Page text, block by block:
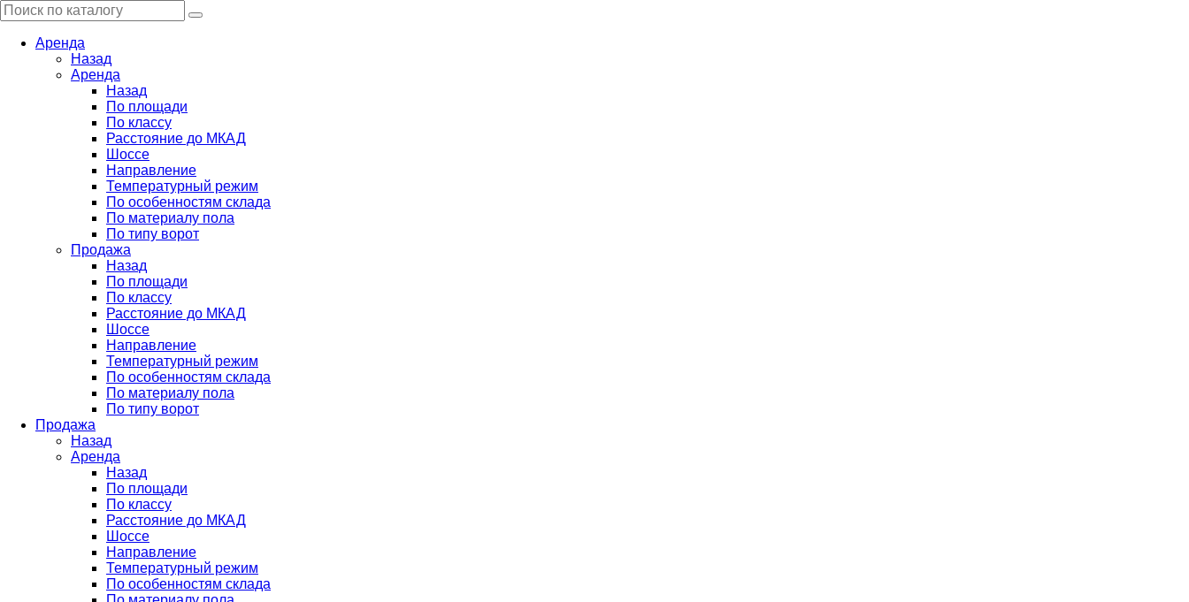
Аренда
Назад
Аренда
Назад
По площади
По классу
Расстояние до МКАД
Шоссе
Направление
Температурный режим
По особенностям склада
По материалу пола
По типу ворот
Продажа
Назад
По площади
По классу
Расстояние до МКАД
Шоссе
Направление
Температурный режим
По особенностям склада
По материалу пола
По типу ворот
Продажа
Назад
Аренда
Назад
По площади
По классу
Расстояние до МКАД
Шоссе
Направление
Температурный режим
По особенностям склада